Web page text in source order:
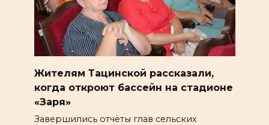
Жителям Тацинской рассказали,
когда откроют бассейн на стадионе
«Заря»
Завершились отчёты глав сельских